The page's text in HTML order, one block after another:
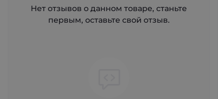
Нет отзывов о данном товаре, станьте
первым, оставьте свой отзыв.